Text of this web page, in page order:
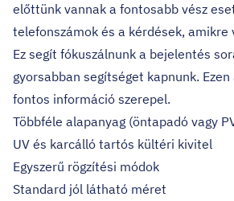
előttünk vannak a fontosabb vész
telefonszámok és a kérdések, amikre
Ez segít fókuszálnunk a bejelentés
gyorsabban segítséget kapnunk.
fontos információ szerepel.
Többféle alapanyag (öntapadó vagy
UV és karcálló tartós kültéri kivitel
Egyszerű rögzítési módok
Standard jól látható méret